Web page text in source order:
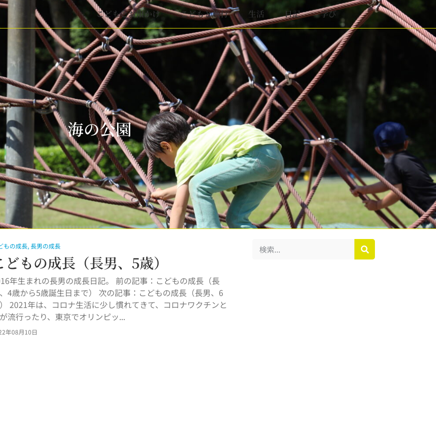
こどもとお出かけ こどもと旅行 生活 日記 学び
海の公園
もの成長,長男の成長
どもの成長（長男、5歳）
年生まれの長男の成長日記。 前の記事：こどもの成長（長
4歳から5歳誕生日まで） 次の記事：こどもの成長（長男、6
2021年は、コロナ生活に少し慣れてきて、コロナワクチンと
流行ったり、東京でオリンピッ...
年08月10日